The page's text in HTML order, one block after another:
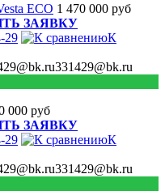
ECO 1 470 000 руб
ЗАЯВКУ
29
К
331429@bk.ru
000 руб
ЗАЯВКУ
29
К
331429@bk.ru